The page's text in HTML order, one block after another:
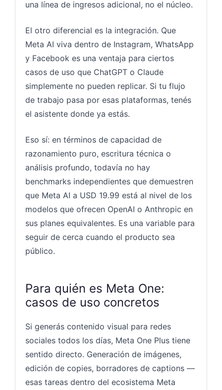
una línea de ingresos adicional, no el núcleo.
El otro diferencial es la integración. Que
Meta AI viva dentro de Instagram, WhatsApp
y Facebook es una ventaja para ciertos
casos de uso que ChatGPT o Claude
simplemente no pueden replicar. Si tu flujo
de trabajo pasa por esas plataformas, tenés
el asistente donde ya estás.
Eso sí: en términos de capacidad de
razonamiento puro, escritura técnica o
análisis profundo, todavía no hay
benchmarks independientes que demuestren
que Meta AI a USD 19.99 está al nivel de los
modelos que ofrecen OpenAI o Anthropic en
sus planes equivalentes. Es una variable para
seguir de cerca cuando el producto sea
público.
Para quién es Meta One:
casos de uso concretos
Si generás contenido visual para redes
sociales todos los días, Meta One Plus tiene
sentido directo. Generación de imágenes,
edición de copies, borradores de captions —
esas tareas dentro del ecosistema Meta